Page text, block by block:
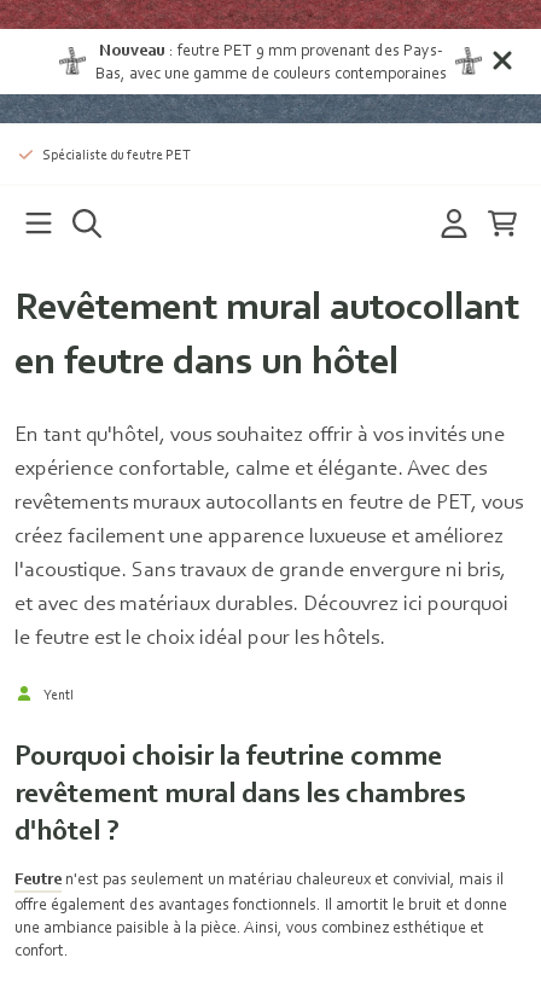
Nouveau :feutre PET 9 mm provenant des Pays-
Bas , avec une gamme de couleurs contemporaines
Spécialiste du feutre PET
Revêtement mural autocollant
en feutre dans un hôtel
En tant qu'hôtel, vous souhaitez offrir à vos invités une
expérience confortable, calme et élégante. Avec des
revêtements muraux autocollants en feutre de PET, vous
créez facilement une apparence luxueuse et améliorez
l'acoustique. Sans travaux de grande envergure ni bris,
et avec des matériaux durables. Découvrez ici pourquoi
le feutre est le choix idéal pour les hôtels.
Yentl
Pourquoi choisir la feutrine comme
revêtement mural dans les chambres
d'hôtel ?
Feutre n'est pas seulement un matériau chaleureux et convivial, mais il
offre également des avantages fonctionnels. Il amortit le bruit et donne
une ambiance paisible à la pièce. Ainsi, vous combinez esthétique et
confort.